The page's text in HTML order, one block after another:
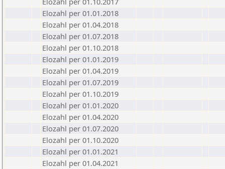
Elozahl per 01.01.2018
Elozahl per 01.04.2018
Elozahl per 01.07.2018
Elozahl per 01.10.2018
Elozahl per 01.01.2019
Elozahl per 01.04.2019
Elozahl per 01.07.2019
Elozahl per 01.10.2019
Elozahl per 01.01.2020
Elozahl per 01.04.2020
Elozahl per 01.07.2020
Elozahl per 01.10.2020
Elozahl per 01.01.2021
Elozahl per 01.04.2021